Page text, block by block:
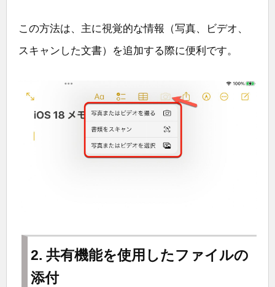
この方法は、主に視覚的な情報（写真、ビデオ、
スキャンした文書）を追加する際に便利です。
2. 共有機能を使用したファイルの
添付